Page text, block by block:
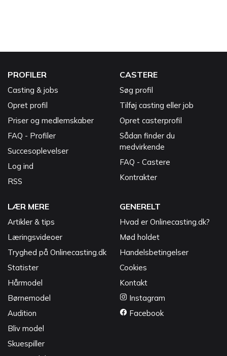
PROFILER
Casting & jobs
Opret profil
Priser og medlemskaber
FAQ - Profiler
Succesoplevelser
Log ind
RSS
CASTERE
Søg profil
Tilføj casting eller job
Opret casterprofil
Sådan finder du
medvirkende
FAQ - Castere
Kontrakter
LÆR MERE
Artikler & tips
Læringsvideoer
Tryghed på Onlinecasting.dk
Statister
Hårmodel
Børnemodel
Audition
Bliv model
Skuespiller
GENERELT
Hvad er Onlinecasting.dk?
Mød holdet
Handelsbetingelser
Cookies
Kontakt
Instagram
Facebook